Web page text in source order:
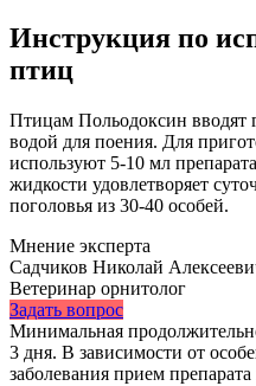
Инструкция по
птиц
Птицам Польодоксин вводят
водой для поения. Для
используют 5-10 мл
жидкости удовлетворяет
поголовья из 30-40 особей.
Мнение эксперта
Садчиков Николай
Ветеринар орнитолог
Задать вопрос
Минимальная
3 дня. В зависимости от
заболевания прием